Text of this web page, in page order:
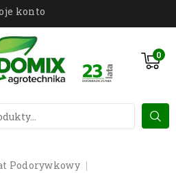
konto
0
Podorywkowy